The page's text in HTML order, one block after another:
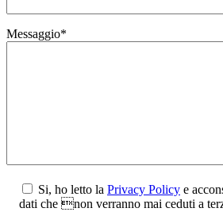
Messaggio*
Si, ho letto la Privacy Policy e
dati che non verranno mai ceduti a